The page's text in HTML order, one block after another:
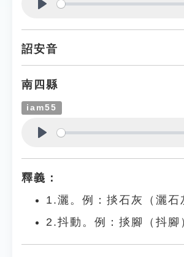
詔安音
南四縣
iam55
釋義：
1.灑。例：掞石灰（灑石
2.抖動。例：掞腳（抖腳